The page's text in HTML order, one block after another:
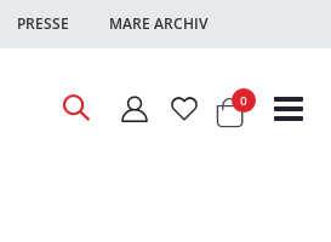
PRESSE MARE ARCHIV
Warenkorb
0Artikel